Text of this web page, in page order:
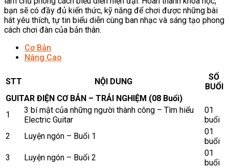
bạn sẽ có đầy đủ kiến thức, kỹ năng để chơi được những bài
hát yêu thích, tự tin biểu diễn cùng ban nhạc và sáng tạo phong
cách chơi đàn của bản thân.
Cơ Bản
Nâng Cao
STT NỘI DUNG
SỐ
BUỔI
GUITAR ĐIỆN CƠ BẢN – TRẢI NGHIỆM (08 Buổi)
1
3 bí mật của những người thành công – Tìm hiểu
Electric Guitar
01
buổi
2
Luyện ngón – Buổi 1
01
buổi
3
Luyện ngón – Buổi 2
01
buổi